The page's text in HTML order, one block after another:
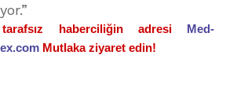
haberciliğin adresi
Med-
Mutlaka ziyaret edin!